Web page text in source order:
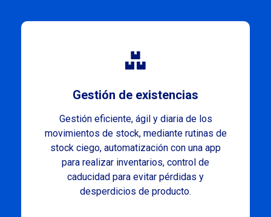
Gestión de existencias
Gestión eficiente, ágil y diaria de los
movimientos de stock, mediante rutinas de
stock ciego, automatización con una app
para realizar inventarios, control de
caducidad para evitar pérdidas y
desperdicios de producto.